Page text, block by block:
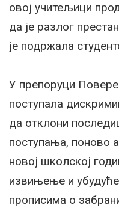
овој учитељици
да је разлог
је подржала
У препоруци
поступала
да отклони
поступања, поново
новој школској
извињење и
прописима о